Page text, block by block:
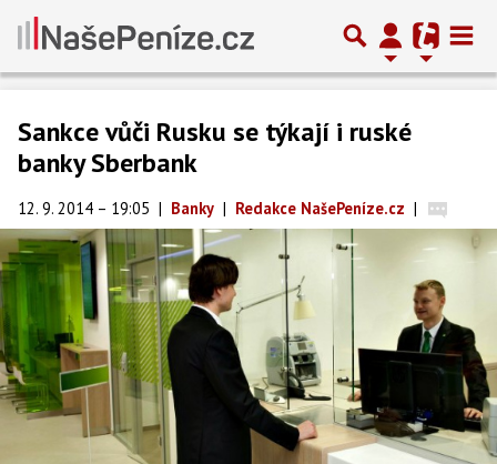
Sankce vůči Rusku se týkají i ruské
banky Sberbank
12. 9. 2014 – 19:05 | Banky | Redakce NašePeníze.cz |